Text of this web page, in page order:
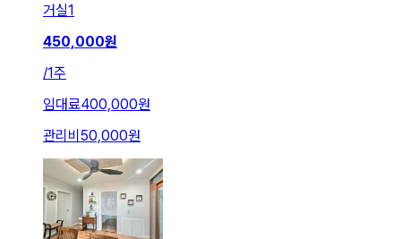
거실1
450,000원
/1주
임대료400,000원
관리비 50,000원